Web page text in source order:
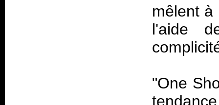
mêlent à
l'aide
"One